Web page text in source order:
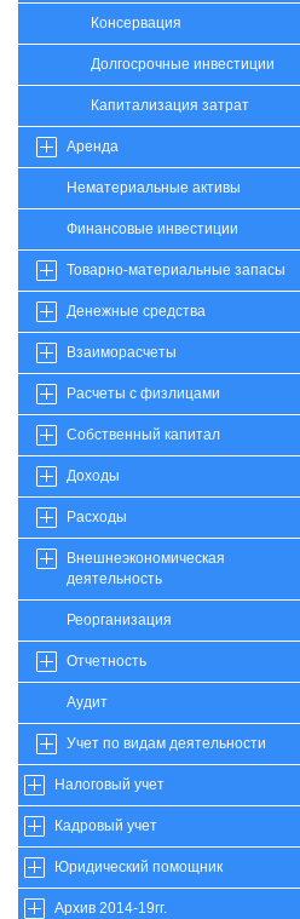
Консервация
Долгосрочные инвестиции
Капитализация затрат
Аренда
Нематериальные активы
Финансовые инвестиции
Товарно-материальные запасы
Денежные средства
Взаиморасчеты
Расчеты с физлицами
Собственный капитал
Доходы
Расходы
Внешнеэкономическая
деятельность
Реорганизация
Отчетность
Аудит
Учет по видам деятельности
Налоговый учет
Кадровый учет
Юридический помощник
Архив 2014-19гг.